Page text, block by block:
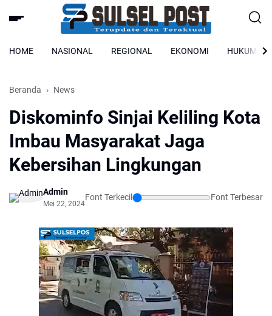
HOME NASIONAL REGIONAL EKONOMI HUKUM
Beranda News
Diskominfo Sinjai Keliling Kota
Imbau Masyarakat Jaga
Kebersihan Lingkungan
Admin
Mei 22, 2024
Font Terkecil Font Terbesar